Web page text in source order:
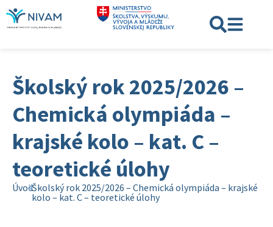
Školský rok 2025/2026 –
Chemická olympiáda –
krajské kolo – kat. C –
teoretické úlohy
ÚvodŠkolský rok 2025/2026 – Chemická olympiáda – krajské
kolo – kat. C – teoretické úlohy